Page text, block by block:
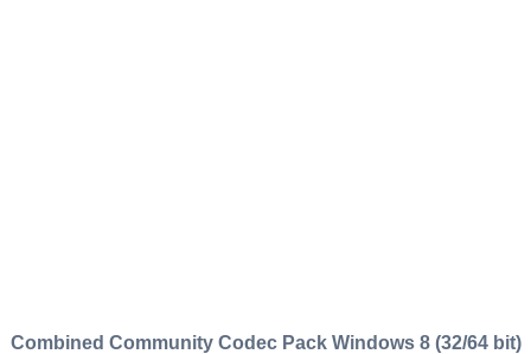
Combined Community Codec Pack Windows 8 (32/64 bit)